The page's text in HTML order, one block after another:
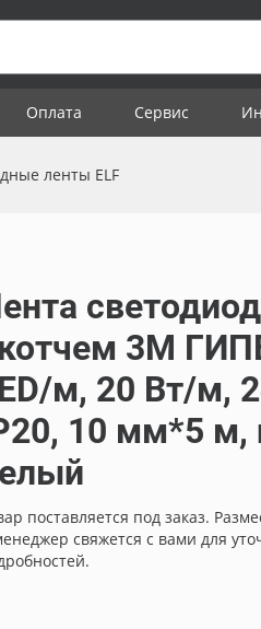
Оплата Сервис
ленты ELF
3М
м, 20 Вт/м,
10 мм*5 м,
поставляется под заказ.
свяжется с вами для